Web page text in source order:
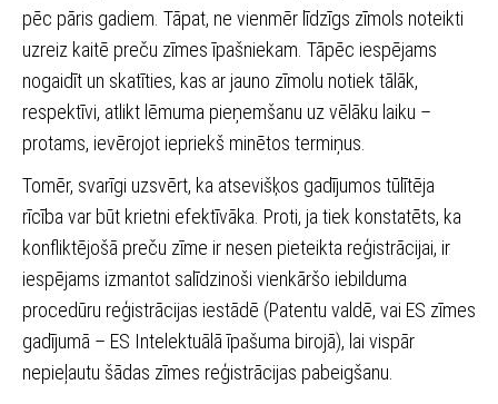
pēc pāris gadiem. Tāpat, ne vienmēr līdzīgs zīmols noteikti
uzreiz kaitē preču zīmes īpašniekam. Tāpēc iespējams
nogaidīt un skatīties, kas ar jauno zīmolu notiek tālāk,
respektīvi, atlikt lēmuma pieņemšanu uz vēlāku laiku –
protams, ievērojot iepriekš minētos termiņus.
Tomēr, svarīgi uzsvērt, ka atsevišķos gadījumos tūlītēja
rīcība var būt krietni efektīvāka. Proti, ja tiek konstatēts, ka
konfliktējošā preču zīme ir nesen pieteikta reģistrācijai, ir
iespējams izmantot salīdzinoši vienkāršo iebilduma
procedūru reģistrācijas iestādē (Patentu valdē, vai ES zīmes
gadījumā – ES Intelektuālā īpašuma birojā), lai vispār
nepieļautu šādas zīmes reģistrācijas pabeigšanu.